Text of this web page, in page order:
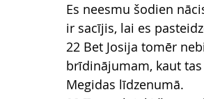
Es neesmu šodien
ir sacījis, lai es
22 Bet Josija tomēr
brīdinājumam, kaut
Megidas līdzenumā.